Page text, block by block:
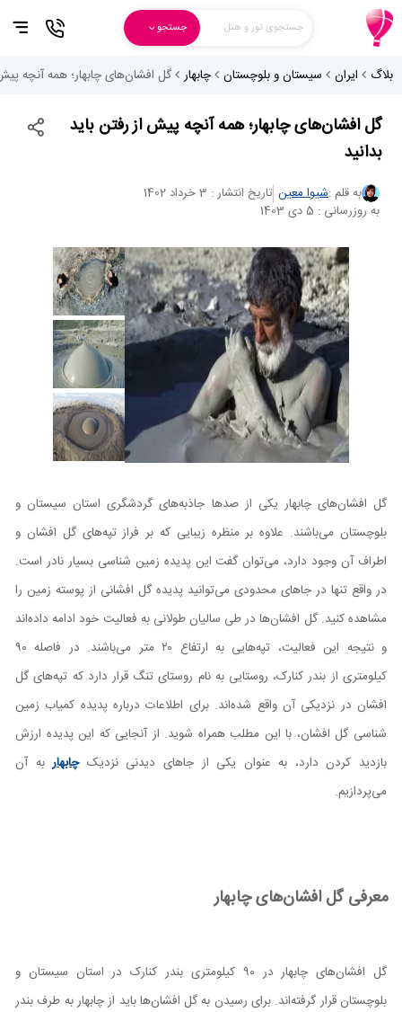
جستجوی تور و هتل جستجو
بلاگ ایران سیستان و بلوچستان چابهار گل افشان‌های چابهار؛ همه آنچه پیش
گل افشان‌های چابهار؛ همه آنچه پیش از رفتن باید
بدانید
به قلم :شیوا معین تاریخ انتشار : 3 خرداد 1402
به روزرسانی : 5 دی 1403
گل افشان‌های چابهار یکی از صد‌ها جاذبه‌های گردشگری استان سیستان و
بلوچستان می‌باشند. علاوه بر منظره زیبایی که بر فراز تپه‌های گل افشان و
اطراف آن وجود دارد، می‌توان گفت این پدیده زمین شناسی بسیار نادر است.
در‌ واقع تنها در جاهای محدودی می‌توانید پدیده گل افشانی از پوسته زمین را
مشاهده کنید. گل افشان‌ها در طی سالیان طولانی به فعالیت خود ادامه داده‌اند
و نتیجه این فعالیت، تپه‌هایی به ارتفاع ۲۰ متر می‌باشند. در فاصله ۹۰
کیلومتری از بندر کنارک، روستایی به نام روستای تنگ قرار دارد که تپه‌های گل
افشان در نزدیکی آن واقع شده‌اند. برای اطلاعات درباره پدیده کمیاب زمین
شناسی گل افشان، با این مطلب همراه شوید. از آنجایی که این پدیده ارزش
بازدید کردن دارد، به عنوان یکی از جاهای دیدنی نزدیکچابهاربه آن
می‌پردازیم.
معرفی گل افشان‌های چابهار
گل افشان‌های چابهار در ۹۰ کیلومتری بندر کنارک در استان سیستان و
بلوچستان قرار گرفته‌اند. برای رسیدن به گل افشان‌ها باید از چابهار به طرف بندر